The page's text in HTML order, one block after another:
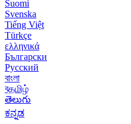
Suomi
Svenska
Tiếng Việt
Türkçe
ελληνικά
Български
Русский
বাংলা
বதமிழ்
తెలుగు
ಕನ್ನಡ